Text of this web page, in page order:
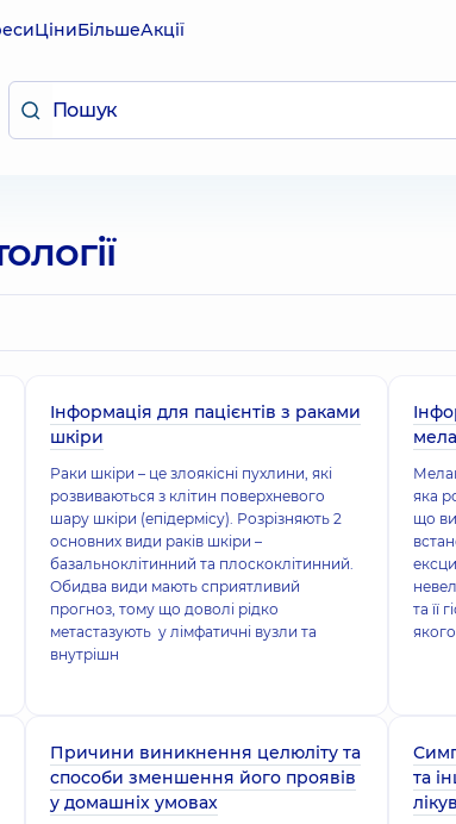
ЦіниБільшеАкції
Інформація для пацієнтів з раками
шкіри
Раки шкіри – це злоякісні пухлини, які
розвиваються з клітин поверхневого
шару шкіри (епідермісу). Розрізняють 2
основних види раків шкіри –
базальноклітинний та плоскоклітинний.
Обидва види мають сприятливий
прогноз, тому що доволі рідко
метастазують у лімфатичні вузли та
внутрішн
яка
що
та її
Причини виникнення целюліту та
способи зменшення його проявів
у домашніх умовах
та